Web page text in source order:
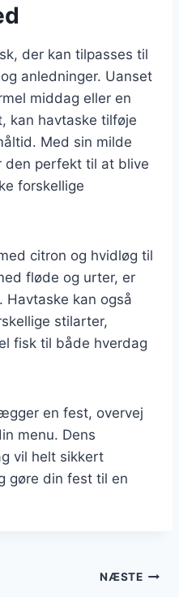
der kan tilpasses til
anledninger. Uanset
middag eller en
kan havtaske tilføje
Med sin milde
den perfekt til at blive
forskellige
citron og hvidløg til
fløde og urter, er
Havtaske kan også
stilarter,
fisk til både hverdag
en fest, overvej
menu. Dens
vil helt sikkert
gøre din fest til en
NÆSTE